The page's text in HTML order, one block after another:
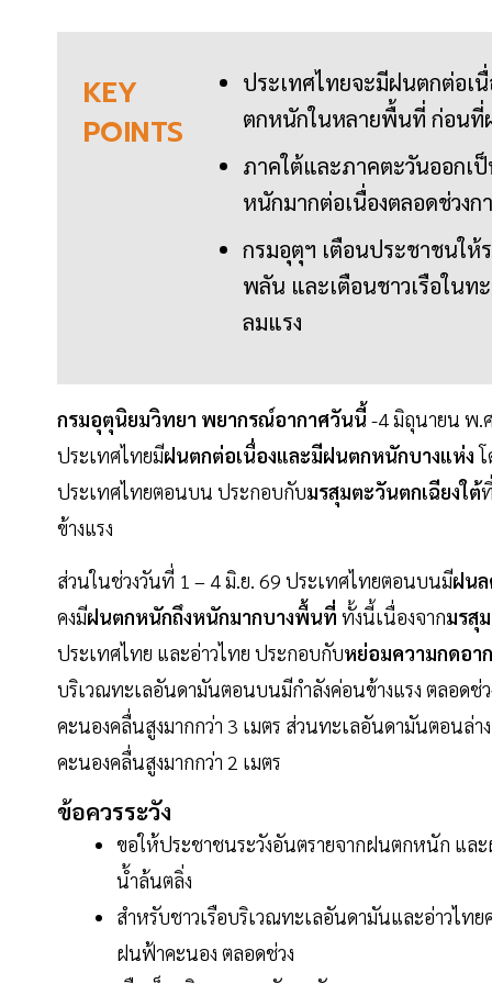
KEY
POINTS
ประเทศไทยจะมีฝนตกต่อเ
ตกหนักในหลายพื้นที่ ก่อนที่
ภาคใต้และภาคตะวันออกเ
หนักมากต่อเนื่องตลอดช่วง
กรมอุตุฯ เตือนประชาชนใ
พลัน และเตือนชาวเรือในท
ลมแรง
กรมอุตุนิยมวิทยา พยากรณ์อากาศวันนี้ -4 มิถุนายน พ.
ประเทศไทยมีฝนตกต่อเนื่องและมีฝนตกหนักบางแห่ง
ประเทศไทยตอนบน ประกอบกับมรสุมตะวันตกเฉียงใต้
ข้างแรง
ส่วนในช่วงวันที่ 1 – 4 มิ.ย. 69 ประเทศไทยตอนบนมีฝน
คงมีฝนตกหนักถึงหนักมากบางพื้นที่ ทั้งนี้เนื่องจากมรสุ
ประเทศไทย และอ่าวไทย ประกอบกับหย่อมความกดอา
บริเวณทะเลอันดามันตอนบนมีกำลังค่อนข้างแรง ตลอด
คะนองคลื่นสูงมากกว่า 3 เมตร ส่วนทะเลอันดามันตอน
คะนองคลื่นสูงมากกว่า 2 เมตร
ข้อควรระวัง
ขอให้ประชาชนระวังอันตรายจากฝนตกหนัก แ
น้ำล้นตลิ่ง
สำหรับชาวเรือบริเวณทะเลอันดามันและอ่าวไทย
ฝนฟ้าคะนอง ตลอดช่วง